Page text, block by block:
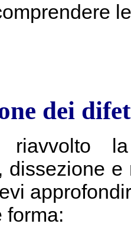
dei
riavvolto
dissezione
forma: